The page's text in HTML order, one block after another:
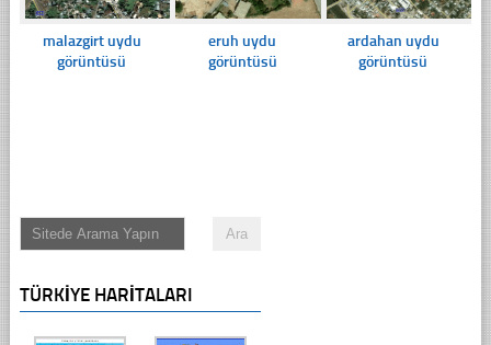
malazgirt uydu
görüntüsü
eruh uydu
görüntüsü
ardahan uydu
görüntüsü
TÜRKIYE HARITALARI